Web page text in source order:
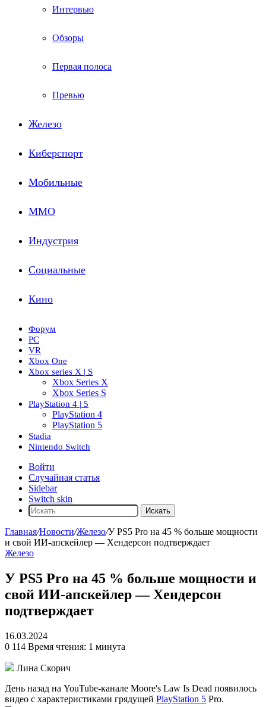
Интервью
Обзоры
Первая полоса
Превью
Железо
Киберспорт
Мобильные
ММО
Индустрия
Социальные
Кино
Форум
PC
VR
Xbox One
Xbox series X | S
Xbox Series X
Xbox Series S
PlayStation 4 | 5
PlayStation 4
PlayStation 5
Stadia
Nintendo Switch
Войти
Случайная статья
Sidebar
Switch skin
Искать
Главная/Новости/Железо/У PS5 Pro на 45 % больше мощности
и свой ИИ-апскейлер — Хендерсон подтверждает
Железо
У PS5 Pro на 45 % больше мощности и
свой ИИ-апскейлер — Хендерсон
подтверждает
16.03.2024
0 114 Время чтения: 1 минута
Лина Скорич
День назад на YouTube-канале Moore's Law Is Dead появилось
видео с характеристиками грядущей PlayStation 5 Pro.